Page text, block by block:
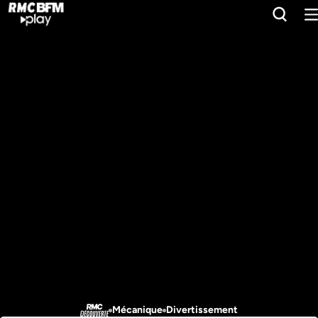
Mécanique Divertissement